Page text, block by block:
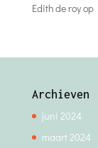
Edith de royop
Archieven
juni 2024
maart 2024